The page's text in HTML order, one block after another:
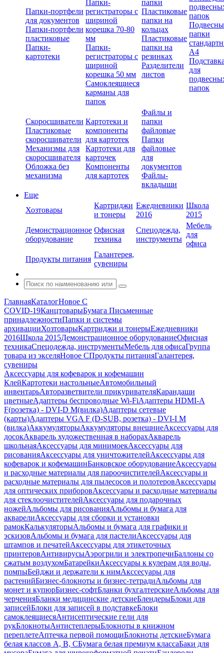
Папки-портфели
для документов
Папки-портфели
пластиковые
Папки-
картотеки
Папки-
регистраторы с
шириной
корешка 70-80
мм
Папки-
регистраторы с
шириной
корешка 50 мм
Самоклеящиеся
карманы для
папок
папки
Пластиковые
папки на
кольцах
Пластиковые
папки на
резинках
Разделители
листов
папок
папки
А4
для
папок
Скоросшиватели
Пластиковые
скоросшиватели
Механизмы для
скоросшивателя
Обложка без
механизма
Картотеки и
компоненты
для картотек
Картотеки для
карточек
Компоненты
для картотек
Файлы и
папки
файловые
Папки
файловые
для
документов
Файлы-
вкладыши
Еще
Хозтовары
Картриджи
и тонеры
Ежедневники
2016
Школа
2015
Демонстрационное
оборудование
Офисная
техника
Спецодежда,
инструменты
Мебель
для
офиса
Продукты питания
Галантерея,
сувениры
ГлавнаяКаталогНовое С
COVID-19КанцтоварыБумага Письменные
принадлежностиПапки и системы
архивацииХозтоварыКартриджи и тонерыЕжедневники
2016Школа 2015Демонстрационное оборудованиеОфисная
техникаСпецодежда, инструментыМебель для офисаГруппа
товара из экселяНовое СПродукты питанияГалантерея,
сувениры
Аксессуары для кофеварок и кофемашин
КлейКартотеки настольныеАвтомобильный
инвентарьАвторазветвители прикуривателяКарандаши
цветныеАдаптеры беспроводные Wi-FiАдаптеры HDMI-A
F(розетка) - DVI-D M(вилка)Адаптеры сетевые
(карты)Адаптеры VGA F (D-SUB, розетка) - DVI-I M
(вилка)АккумуляторыАккумуляторы внешниеАксессуары для
досокАкварель художественная в наборахАкварель
школьнаяАксессуары для минимоекАксессуары для
рисованияАксессуары для уничтожителейАксессуары для
кофеварок и кофемашинБанковское оборудованиеАксессуары
и расходные материалы для пароочистителейАксессуары и
расходные материалы для пылесосов и полотеровАксессуары
для оптических приборовАксессуары и расходные материалы
для стеклоочистителейАксессуары для подарочных
ножейАльбомы для рисованияАльбомы и бумага для
акварелиАксессуары для сборки и установки
рамокКалькуляторыАльбомы и бумага для графики и
эскизовАльбомы и бумага для пастелиАксессуары для
штампов и печатейАксессуары для этикеточных
принтеровАнтивирусыАэрогрили и электропечиБаллоны со
сжатым воздухомБатарейкиАксессуары к кулерам для воды,
помпыБейджи и держатели к нимАкссесуары для
растенийБизнес-блокноты и бизнес-тетрадиАльбомы для
монет и купюрБизнес-софтБланки бухгалтерскиеАльбомы для
черченияБланки медицинские детскиеБлендерыБлоки для
записейБлоки для записей в подставкеБлоки
самоклеящиесяАнтисептические гели для
рукБлокнотыАнтистеплерыБлокноты в книжном
переплетеАптечка первой помощиБлокноты детскиеБумага
белая классов А, В, СБумага белая премиум классаБаки для